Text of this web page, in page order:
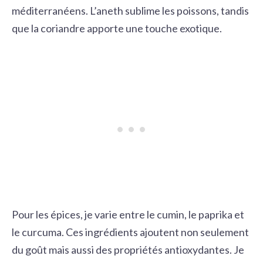
méditerranéens. L’aneth sublime les poissons, tandis
que la coriandre apporte une touche exotique.
Pour les épices, je varie entre le cumin, le paprika et
le curcuma. Ces ingrédients ajoutent non seulement
du goût mais aussi des propriétés antioxydantes. Je